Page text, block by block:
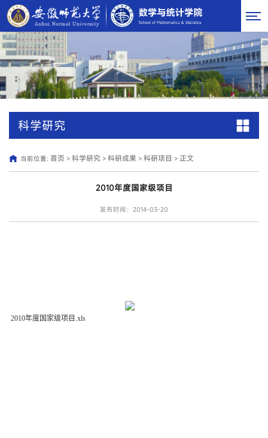
科学研究
当前位置: 首页 > 科学研究> 科研成果 > 科研项目 > 正文
2010年度国家级项目
发布时间：2014-03-20
2010年度国家级项目.xls